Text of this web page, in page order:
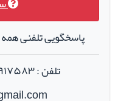
پاسخگویی تلفنی همه روزه از
تلفن : ۰۲۱۳۳۹۱۷۵۸۳ - ۰۲۱۳۳۹۱۴۴۳۴